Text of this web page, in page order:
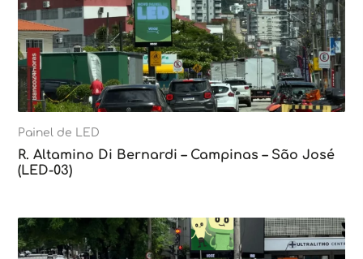
Painel de LED
R. Altamino Di Bernardi – Campinas – São José
(LED-03)